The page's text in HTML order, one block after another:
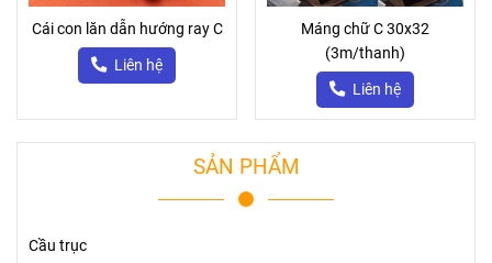
Cái con lăn dẫn hướng ray C
Liên hệ
Máng chữ C 30x32
(3m/thanh)
Liên hệ
SẢN PHẨM
Cầu trục